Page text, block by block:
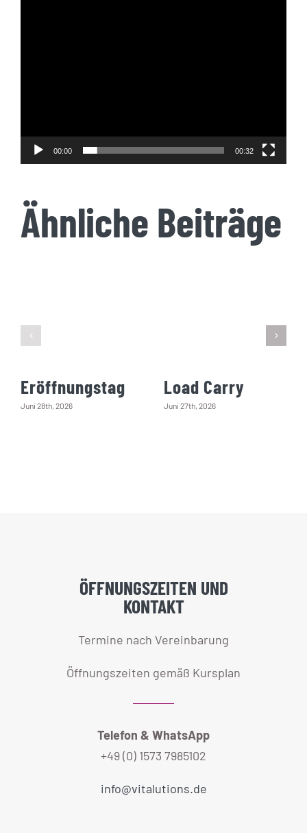
00:00 00:32
Ähnliche Beiträge
Eröffnungstag
Juni 28th, 2026
Load Carry
Juni 27th, 2026
ÖFFNUNGSZEITEN UND
KONTAKT
Termine nach Vereinbarung
Öffnungszeiten gemäß Kursplan
Telefon & WhatsApp
+49 (0) 1573 7985102
info@vitalutions.de